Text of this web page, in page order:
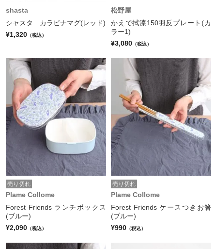
shasta
シャスタ カラビナマグ(レッド)
¥1,320 （税込）
松野屋
かえで拭漆150羽反プレート(カ
ラー1)
¥3,080 （税込）
売り切れ
Plame Collome
Forest Friends ランチボックス
(ブルー)
¥2,090 （税込）
売り切れ
Plame Collome
Forest Friends ケースつきお箸
(ブルー)
¥990 （税込）